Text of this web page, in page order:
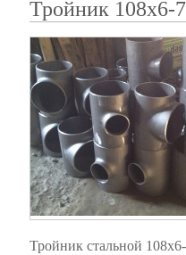
Тройник 108x6-
Тройник стальной